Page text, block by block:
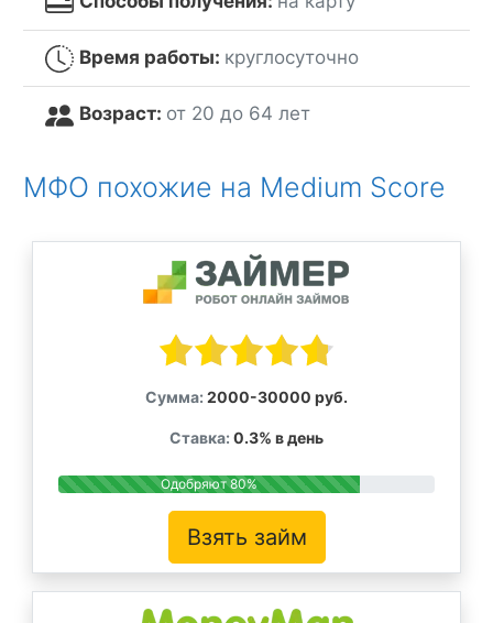
Время работы: круглосуточно
Возраст: от 20 до 64 лет
МФО похожие на Medium Score
Сумма: 2000-30000 руб.
Ставка: 0.3% в день
Одобряют 80%
Взять займ